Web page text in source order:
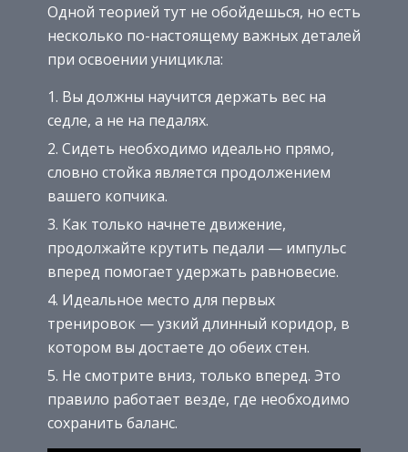
Одной теорией тут не обойдешься, но есть
несколько по-настоящему важных деталей
при освоении уницикла:
Вы должны научится держать вес на
седле, а не на педалях.
Сидеть необходимо идеально прямо,
словно стойка является продолжением
вашего копчика.
Как только начнете движение,
продолжайте крутить педали — импульс
вперед помогает удержать равновесие.
Идеальное место для первых
тренировок — узкий длинный коридор, в
котором вы достаете до обеих стен.
Не смотрите вниз, только вперед. Это
правило работает везде, где необходимо
сохранить баланс.